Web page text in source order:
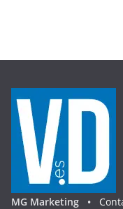
MG Marketing •